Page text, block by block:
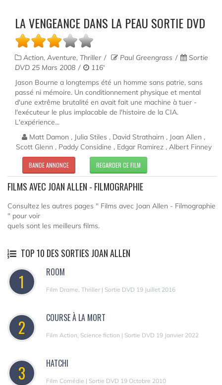
LA VENGEANCE DANS LA PEAU SORTIE DVD
Action, Aventure, Thriller Paul Greengrass
Sortie
DVD 25 Mars 2008
116'
Jason Bourne a longtemps été un homme sans patrie, sans
passé ni mémoire. Un conditionnement physique et mental
d'une extrême brutalité en avait fait une machine à tuer -
l'exécuteur le plus implacable de l'histoire de la CIA.
L'expérience...
Matt Damon , Julia Stiles , David Strathairn , Joan Allen ,
Scott Glenn , Paddy Considine , Edgar Ramirez , Albert Finney
BANDE ANNONCE REGARDER CE FILM
FILMS AVEC JOAN ALLEN - FILMOGRAPHIE
Consultez les autres pages " Films avec Joan Allen - Filmographie
" pour voir
quels sont les meilleurs films.
TOP 10 DES SORTIES JOAN ALLEN
1 ROOM
Film Drame, Thriller | Sortie DVD 19 Juillet 2016
2 COURSE À LA MORT
Film Action, Science fiction | Sortie DVD 19 Janvier 2022
3 HATCHI
Film Comédie | Sortie DVD 19 Octobre 2010